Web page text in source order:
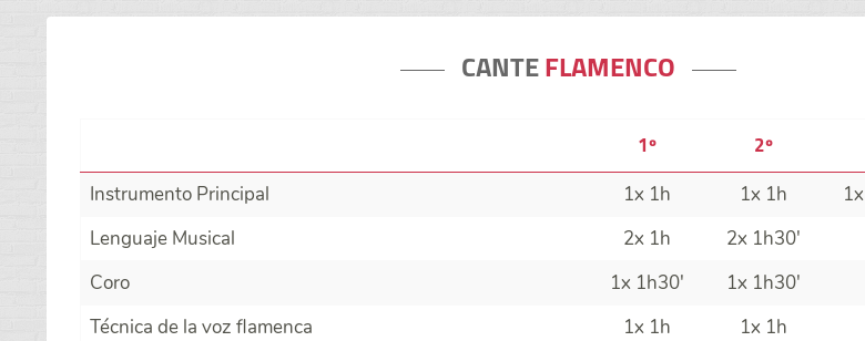
CANTEFLAMENCO
1º 2º
Instrumento Principal 1x 1h 1x 1h 1x
Lenguaje Musical
2x 1h 2x 1h30'
Coro
1x 1h30' 1x 1h30'
Técnica de la voz flamenca
1x 1h 1x 1h